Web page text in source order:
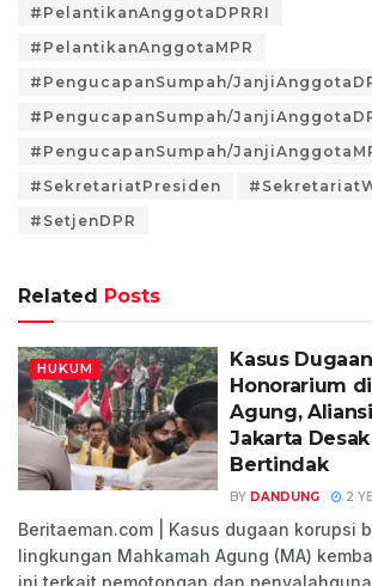
#PelantikanAnggotaDPRRI
#PelantikanAnggotaMPR
#PengucapanSumpah/
#PengucapanSumpah/
#PengucapanSumpah/
#SekretariatPresiden
#SetjenDPR
Related Posts
HUKUM
Kasus
Honorarium
Agung,
Jakarta Desak
Bertindak
BY DANDUNG 2
Beritaeman.com | Kasus dugaan korupsi
lingkungan Mahkamah Agung (MA)